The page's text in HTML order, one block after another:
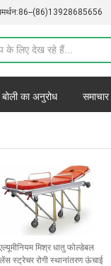
86--(86)13928685656
का अनुरोध समाचार
मिश्र धातु फोल्डेबल
स्ट्रेचर रोगी स्थानांतरण ऊंचाई